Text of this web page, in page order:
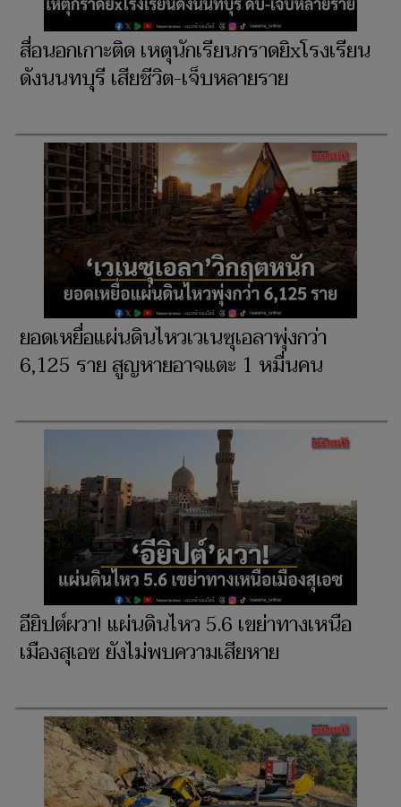
สื่อนอกเกาะติด เหตุนักเรียนกราดยิxโรงเรียน
ดังนนทบุรี เสียชีวิต-เจ็บหลายราย
ยอดเหยื่อแผ่นดินไหวเวเนซุเอลาพุ่งกว่า
6,125 ราย สูญหายอาจแตะ 1 หมื่นคน
อียิปต์ผวา! แผ่นดินไหว 5.6 เขย่าทางเหนือ
เมืองสุเอซ ยังไม่พบความเสียหาย